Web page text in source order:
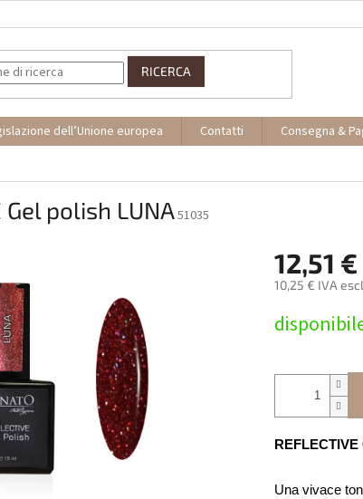
RICERCA
dell’Unione europea Contatti Consegna &
Gel polish LUNA51035
12,51 €
10,25 € IVA
della
Una vivace